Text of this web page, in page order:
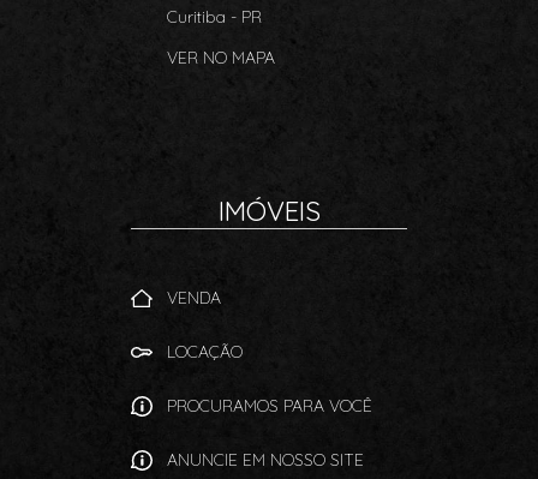
Curitiba - PR
VER NO MAPA
IMÓVEIS
VENDA
LOCAÇÃO
PROCURAMOS PARA VOCÊ
ANUNCIE EM NOSSO SITE